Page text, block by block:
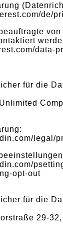
de/
data-
für die
legal/
opt-out
für die
29-